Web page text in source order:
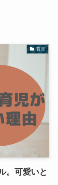
育児
。可愛いと